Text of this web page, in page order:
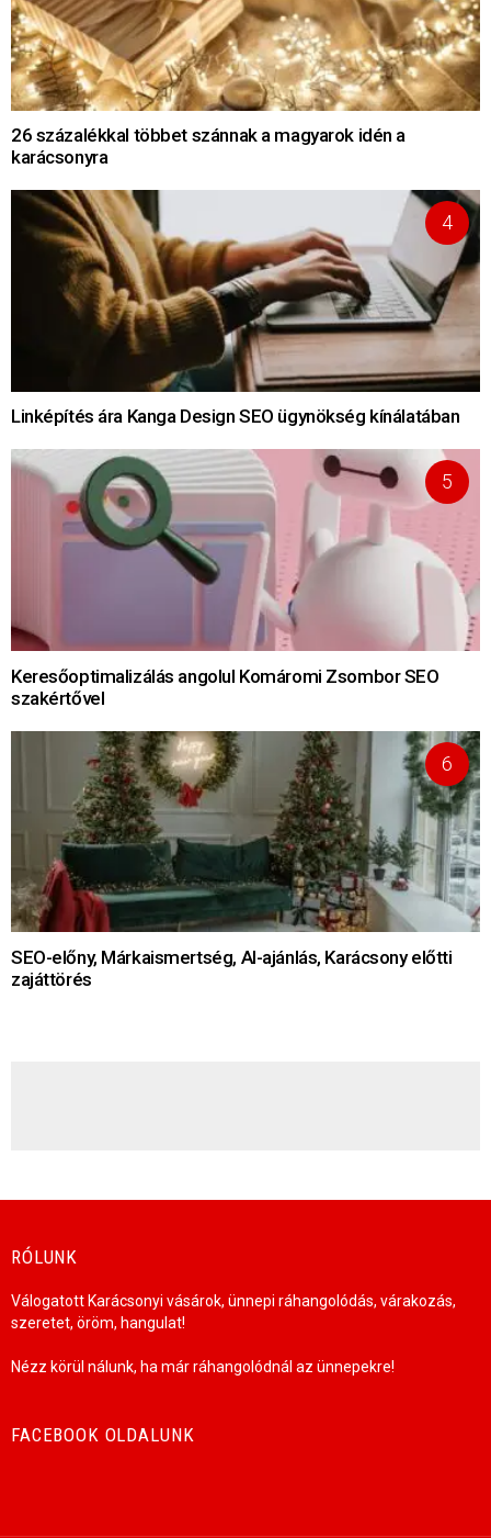
26 százalékkal többet szánnak a magyarok idén a
karácsonyra
Linképítés ára Kanga Design SEO ügynökség kínálatában
Keresőoptimalizálás angolul Komáromi Zsombor SEO
szakértővel
SEO-előny, Márkaismertség, AI-ajánlás, Karácsony előtti
zajáttörés
RÓLUNK
Válogatott Karácsonyi vásárok, ünnepi ráhangolódás, várakozás,
szeretet, öröm, hangulat!
Nézz körül nálunk, ha már ráhangolódnál az ünnepekre!
FACEBOOK OLDALUNK